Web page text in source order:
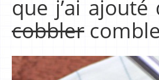
que j’ai
cobbler